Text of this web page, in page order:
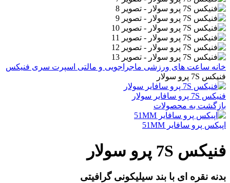
خانه ساعت های ورزشی ماجراجویی و مالتی اسپرت سری فنیکس
فنیکس 7S پرو سولار
فنیکس 7S پرو سافایر سولار
بازگشت به محصولات
اپیکس پرو سافایر 51MM
فنیکس 7S پرو سولار
بدنه نقره ای با بند سیلیکونی گرافیتی